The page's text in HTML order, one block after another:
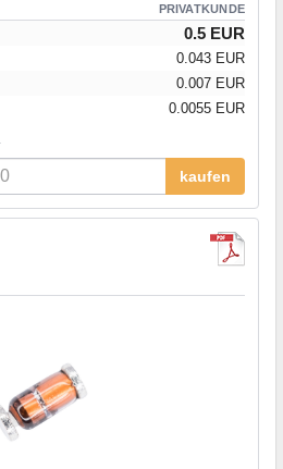
PRIVATKUNDE
0.5 EUR
0.043 EUR
0.007 EUR
0.0055 EUR
kaufen